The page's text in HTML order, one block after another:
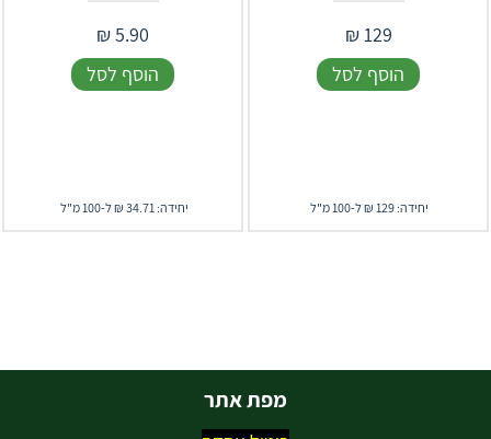
129
₪
הוסף לסל
יחידה: 129 ₪ ל-100 מ"ל
5.90
₪
הוסף לסל
יחידה: 34.71 ₪ ל-100 מ"ל
מפת אתר